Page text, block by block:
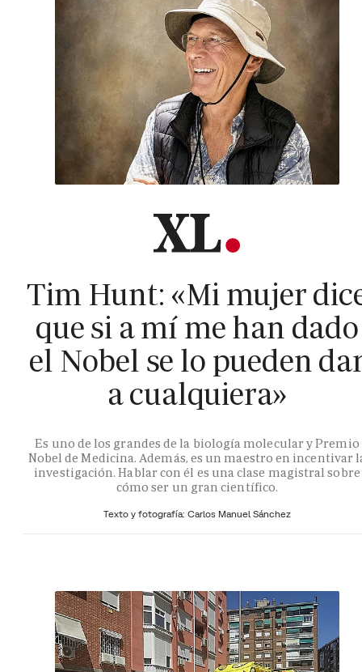
Tim Hunt: «Mi mujer
que si a mí me han dado
el Nobel se lo pueden
a cualquiera»
Es uno de los grandes de la biología molecular y Premio
Nobel de Medicina. Además, es un maestro en incentivar
investigación. Hablar con él es una clase magistral sobre
cómo ser un gran científico.
Texto y fotografía: Carlos Manuel Sánchez